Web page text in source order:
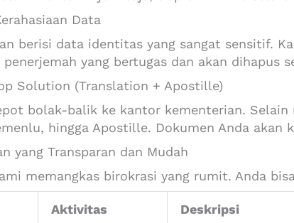
Data
berisi data identitas yang sangat sensitif.
penerjemah yang bertugas dan akan dihapus
Solution (Translation + Apostille)
bolak-balik ke kantor kementerian. Selain
hingga Apostille. Dokumen Anda
yang Transparan dan Mudah
memangkas birokrasi yang rumit. Anda
Aktivitas Deskripsi